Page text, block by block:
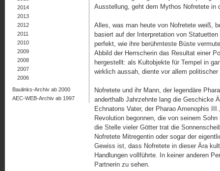
Ausstellung, geht dem Mythos Nofretete in
Alles, was man heute von Nofretete weiß,
basiert auf der Interpretation von
perfekt, wie ihre berühmteste Büste
Abbild der Herrscherin das Resultat einer
hergestellt: als Kultobjekte für Tempel in
wirklich aussah, diente vor allem
Nofretete und ihr Mann, der legendäre
anderthalb Jahrzehnte lang die Geschicke
Echnatons Vater, der Pharao Amenophis
Revolution begonnen, die von seinem
die Stelle vieler Götter trat die
Nofretete Mitregentin oder sogar der
Gewiss ist, dass Nofretete in dieser Ära
Handlungen vollführte. In keiner anderen
Partnerin zu sehen.
2014
2013
2012
2011
2010
2009
2008
2007
2006
Baulinks-Archiv ab 2000
AEC-WEB-Archiv ab 1997